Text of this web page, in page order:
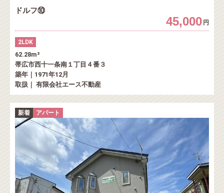
ドルフ⑩
45,000 円
2LDK
62.28m²
帯広市西十一条南１丁目４番３
築年｜1971年12月
取扱｜ 有限会社エース不動産
新着 アパート